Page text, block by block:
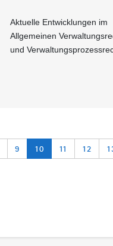
Aktuelle Entwicklungen im
Allgemeinen
und
9 10 11 12